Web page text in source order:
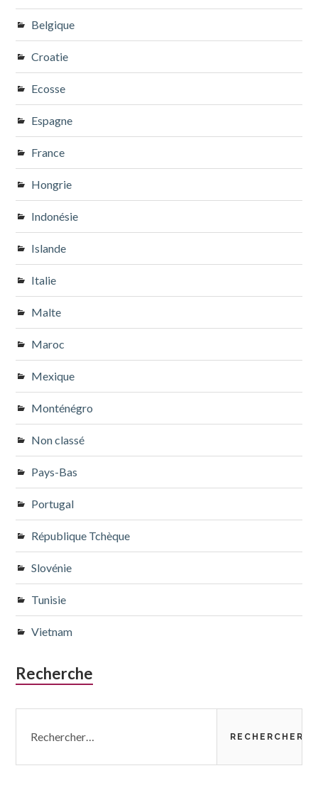
Belgique
Croatie
Ecosse
Espagne
France
Hongrie
Indonésie
Islande
Italie
Malte
Maroc
Mexique
Monténégro
Non classé
Pays-Bas
Portugal
République Tchèque
Slovénie
Tunisie
Vietnam
Recherche